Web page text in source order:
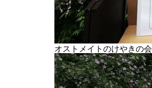
オストメイトのけやきの会